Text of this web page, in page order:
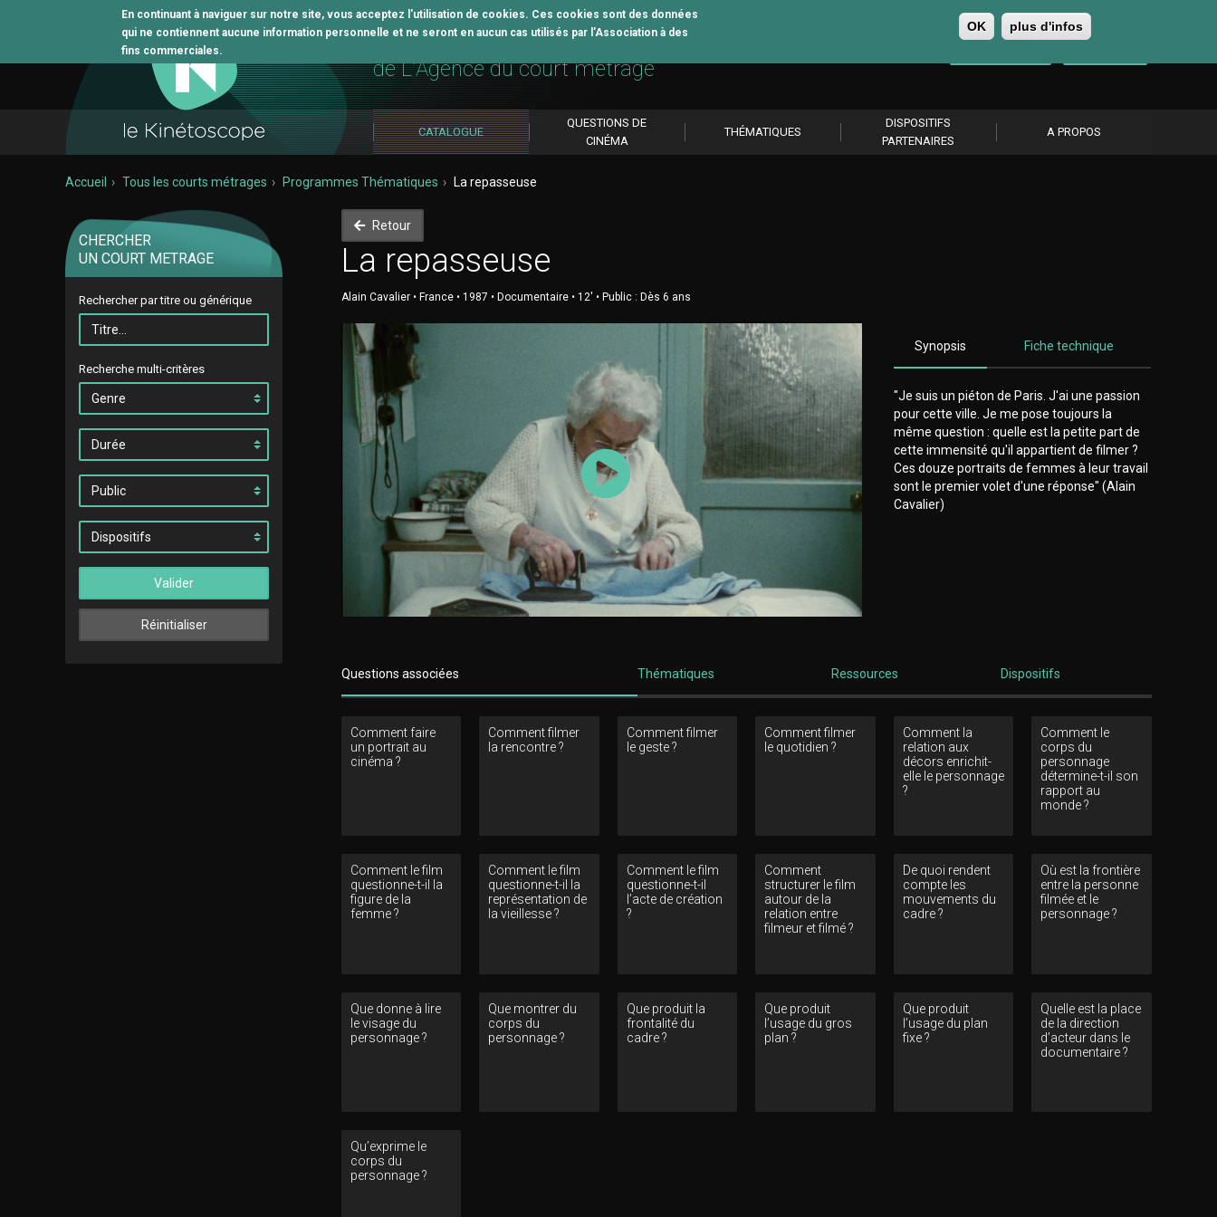
En continuant à naviguer sur notre site, vous acceptez l'utilisation de cookies. Ces cookies sont des données
qui ne contiennent aucune information personnelle et ne seront en aucun cas utilisés par l’Association à des
fins commerciales.
OK plus d'infos
L'outil pédagogique
de L'Agence du court métrage
CATALOGUE
QUESTIONS DE
CINÉMA
THÉMATIQUES
DISPOSITIFS
PARTENAIRES
A PROPOS
Accueil Tous les courts métrages Programmes Thématiques La repasseuse
CHERCHER
UN COURT METRAGE
Rechercher par titre ou générique
Recherche multi-critères
Valider
Réinitialiser
Retour
La repasseuse
Alain Cavalier • France • 1987 • Documentaire • 12' • Public : Dès 6 ans
Lancer la vidéo
Synopsis Fiche technique
"Je suis un piéton de Paris. J'ai une passion
pour cette ville. Je me pose toujours la
même question : quelle est la petite part de
cette immensité qu'il appartient de filmer ?
Ces douze portraits de femmes à leur travail
sont le premier volet d'une réponse" (Alain
Cavalier)
Questions associées Thématiques Ressources Dispositifs
Comment faire
un portrait au
cinéma ?
Comment filmer
la rencontre ?
Comment filmer
le geste ?
Comment filmer
le quotidien ?
Comment la
relation aux
décors enrichit-
elle le personnage
?
Comment le
corps du
personnage
détermine-t-il son
rapport au
monde ?
Comment le film
questionne-t-il la
figure de la
femme ?
Comment le film
questionne-t-il la
représentation de
la vieillesse ?
Comment le film
questionne-t-il
l’acte de création
?
Comment
structurer le film
autour de la
relation entre
filmeur et filmé ?
De quoi rendent
compte les
mouvements du
cadre ?
Où est la frontière
entre la personne
filmée et le
personnage ?
Que donne à lire
le visage du
personnage ?
Que montrer du
corps du
personnage ?
Que produit la
frontalité du
cadre ?
Que produit
l’usage du gros
plan ?
Que produit
l’usage du plan
fixe ?
Quelle est la place
de la direction
d’acteur dans le
documentaire ?
Qu’exprime le
corps du
personnage ?